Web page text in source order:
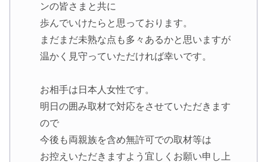
ンの皆さまと共に
歩んでいけたらと思っております。
まだまだ未熟な点も多々あるかと思いますが
温かく見守っていただければ幸いです。
お相手は日本人女性です。
明日の囲み取材で対応をさせていただきます
ので
今後も両親族を含め無許可での取材等は
お控えいただきますよう宜しくお願い申し上